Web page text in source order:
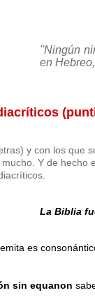
"Ningún
en
y con los que
Y de
La Biblia
es
sin equanon